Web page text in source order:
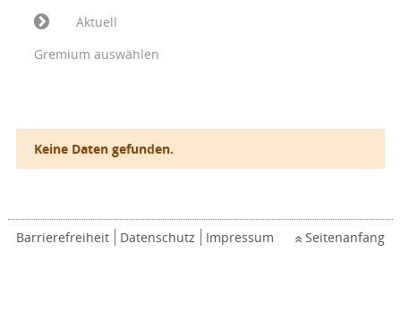
Aktuell
Gremium auswählen
Keine Daten gefunden.
Barrierefreiheit Datenschutz Impressum Seitenanfang